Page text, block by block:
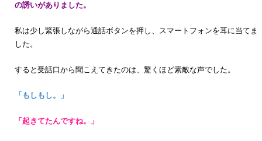
の誘いがありました。
私は少し緊張しながら通話ボタンを押し、スマートフォンを耳に当てま
した。
すると受話口から聞こえてきたのは、驚くほど素敵な声でした。
「もしもし。」
「起きてたんですね。」